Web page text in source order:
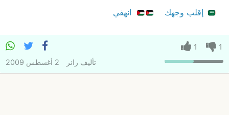
إقلب وجهك
انهفي
1
1
تأليف زائر 2 أغسطس 2009